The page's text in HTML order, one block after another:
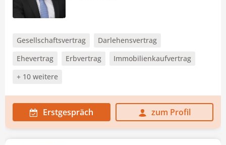
Gesellschaftsvertrag
Darlehensvertrag
Ehevertrag
Erbvertrag
Immobilienkaufvertrag
+ 10 weitere
Erstgespräch zum Profil